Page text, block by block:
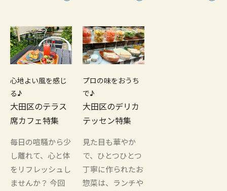
心地よい風を感じ
る♪
大田区のテラス
席カフェ特集
毎日の喧騒から少
し離れて、心と体
をリフレッシュし
ませんか？ 今回
プロの味をおうち
で♪
大田区のデリカ
テッセン特集
見た目も華やか
で、ひとつひとつ
丁寧に作られたお
惣菜は、ランチや